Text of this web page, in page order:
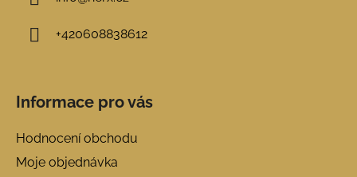
+420608838612
Informace pro vás
Hodnocení obchodu
Moje objednávka